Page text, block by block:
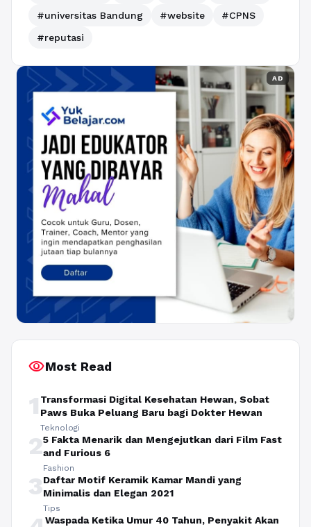
#universitas Bandung
#website
#CPNS
#reputasi
AD
visibilityMost Read
1 Transformasi Digital Kesehatan Hewan, Sobat
Paws Buka Peluang Baru bagi Dokter Hewan
Teknologi
25 Fakta Menarik dan Mengejutkan dari Film Fast
and Furious 6
Fashion
3Daftar Motif Keramik Kamar Mandi yang
Minimalis dan Elegan 2021
Tips
Waspada Ketika Umur 40 Tahun, Penyakit Akan